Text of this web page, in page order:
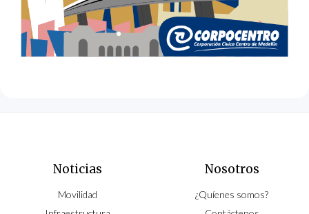
Noticias
Movilidad
Nosotros
¿Quíenes somos?